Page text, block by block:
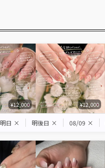
¥12,000 ¥12,000
明日 × 明後日 × 08/09 ×